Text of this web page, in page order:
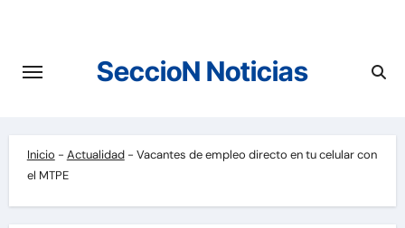
contenido
SeccioN Noticias
Inicio - Actualidad- Vacantes de empleo directo en tu celular con
el MTPE